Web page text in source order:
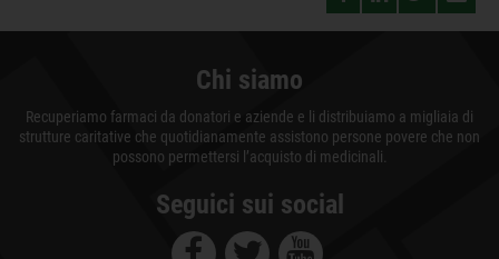
Chi siamo
Recuperiamo farmaci da donatori e aziende e li distribuiamo a migliaia di
strutture caritative che quotidianamente assistono persone povere che non
possono permettersi l’acquisto di medicinali.
Seguici sui social